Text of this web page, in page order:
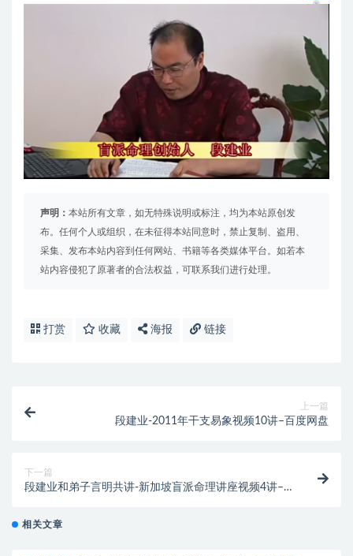
声明： 本站所有文章，如无特殊说明或标注，均为本站原创发
布。任何个人或组织，在未征得本站同意时，禁止复制、盗用、
采集、发布本站内容到任何网站、书籍等各类媒体平台。如若本
站内容侵犯了原著者的合法权益，可联系我们进行处理。
打赏 收藏 海报 链接
上一篇
段建业-2011年干支易象视频10讲–百度网盘
下一篇
段建业和弟子言明共讲-新加坡盲派命理讲座视频4讲–
相关文章